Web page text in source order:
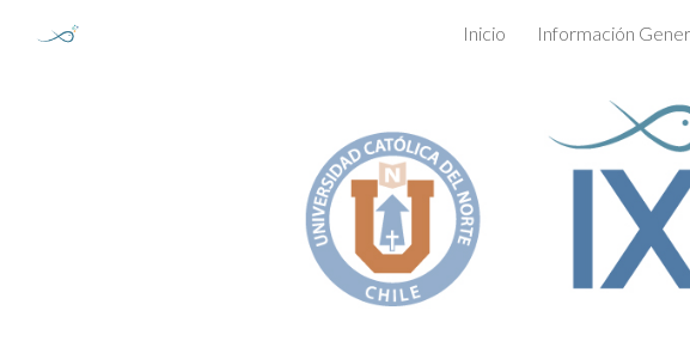
Skip to main content
Inicio Información